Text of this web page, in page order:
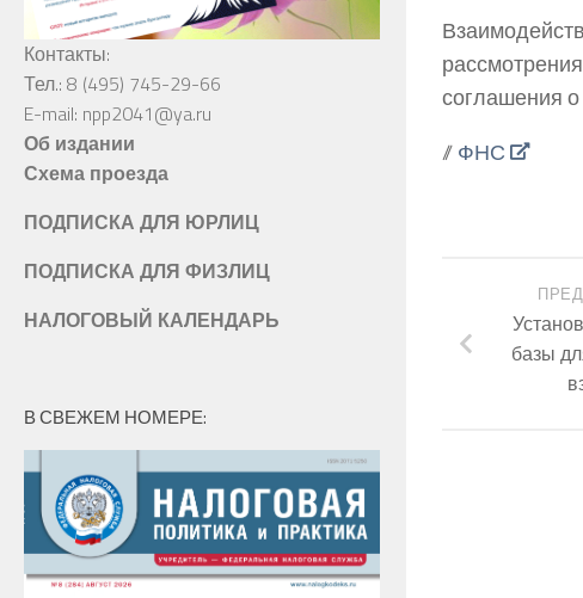
соглашения
//ФНС
базы
Контакты:
Тел.: 8 (495) 745-29-66
E-mail: npp2041@ya.ru
Об издании
Схема проезда
ПОДПИСКА ДЛЯ ЮРЛИЦ
ПОДПИСКА ДЛЯ ФИЗЛИЦ
НАЛОГОВЫЙ КАЛЕНДАРЬ
В СВЕЖЕМ НОМЕРЕ: